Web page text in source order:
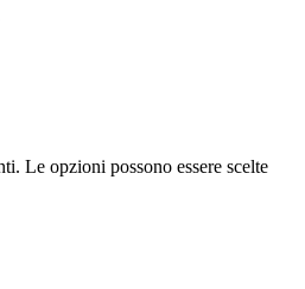
Le opzioni possono essere scelte